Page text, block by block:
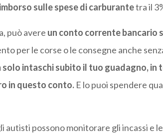
sulle spese di carburantetra il
può avere un conto corrente bancario
per le corse o le consegne anche
solo intaschi subito il tuo guadagno, in
in questo conto.E lo puoi spendere
autisti possono monitorare gli incassi e